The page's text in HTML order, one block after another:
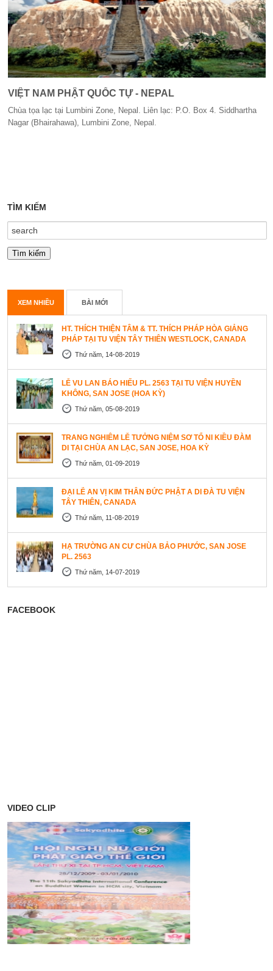
VIỆT NAM PHẬT QUỐC TỰ - NEPAL
Chùa tọa lạc tại Lumbini Zone, Nepal. Liên lạc: P.O. Box 4. Siddhartha
Nagar (Bhairahawa), Lumbini Zone, Nepal.
TÌM KIẾM
XEM NHIỀU BÀI MỚI
HT. THÍCH THIỆN TÂM & TT. THÍCH PHÁP HÒA GIẢNG
PHÁP TẠI TU VIỆN TÂY THIÊN WESTLOCK, CANADA
Thứ năm, 14-08-2019
LỄ VU LAN BÁO HIẾU PL. 2563 TẠI TU VIỆN HUYỀN
KHÔNG, SAN JOSE (HOA KỲ)
Thứ năm, 05-08-2019
TRANG NGHIÊM LỄ TƯỞNG NIỆM SƠ TỔ NI KIỀU ĐÀM
DI TẠI CHÙA AN LẠC, SAN JOSE, HOA KỲ
Thứ năm, 01-09-2019
ĐẠI LỄ AN VỊ KIM THÂN ĐỨC PHẬT A DI ĐÀ TU VIỆN
TÂY THIÊN, CANADA
Thứ năm, 11-08-2019
HẠ TRƯỜNG AN CƯ CHÙA BẢO PHƯỚC, SAN JOSE
PL. 2563
Thứ năm, 14-07-2019
FACEBOOK
VIDEO CLIP